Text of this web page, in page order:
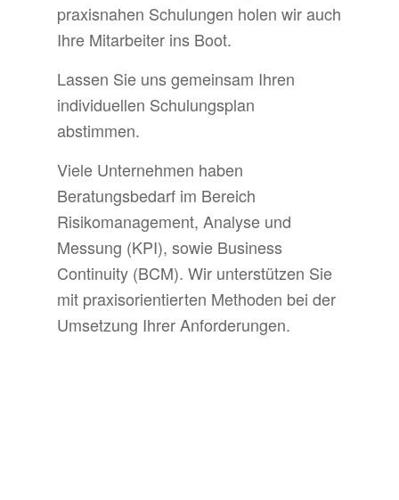
praxisnahen Schulungen holen wir auch
Ihre Mitarbeiter ins Boot.
Lassen Sie uns gemeinsam Ihren
individuellen Schulungsplan
abstimmen.
Viele Unternehmen haben
Beratungsbedarf im Bereich
Risikomanagement, Analyse und
Messung (KPI), sowie Business
Continuity (BCM). Wir unterstützen Sie
mit praxisorientierten Methoden bei der
Umsetzung Ihrer Anforderungen.